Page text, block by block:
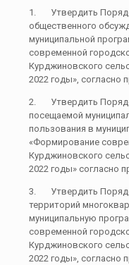
1. Утвердить
общественного
муниципальной
современной
Курджиновского
2022 годы», согласно
2. Утвердить
посещаемой
пользования в
«Формирование
Курджиновского
2022 годы» согласно
3. Утвердить
территорий
муниципальную
современной
Курджиновского
2022 годы», согласно